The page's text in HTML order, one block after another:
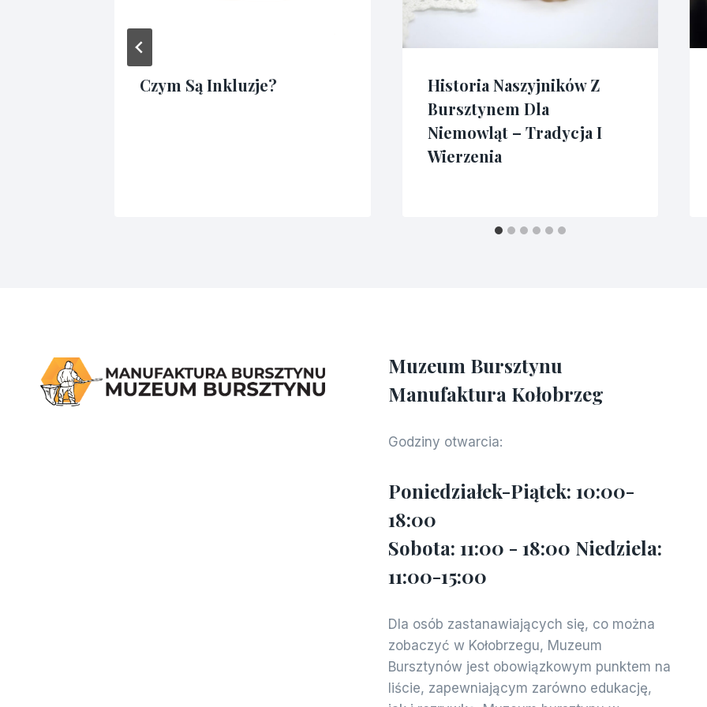
Czym Są Inkluzje?
Historia Naszyjników Z
Bursztynem Dla
Niemowląt – Tradycja I
Wierzenia
Muzeum Bursztynu
Manufaktura Kołobrzeg
Godziny otwarcia:
Poniedziałek-Piątek: 10:00-
18:00
Sobota: 11:00 - 18:00 Niedziela:
11:00-15:00
Dla osób zastanawiających się, co można
zobaczyć w Kołobrzegu, Muzeum
Bursztynów jest obowiązkowym punktem na
liście, zapewniającym zarówno edukację,